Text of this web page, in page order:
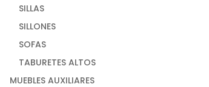
SILLAS
SILLONES
SOFAS
TABURETES ALTOS
MUEBLES AUXILIARES